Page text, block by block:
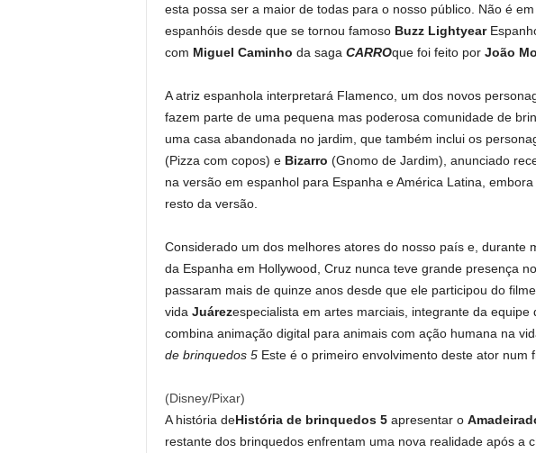
esta possa ser a maior de todas para o nosso público. Não é
espanhóis desde que se tornou famoso Buzz Lightyear
com Miguel Caminho da saga CARROque foi feito por João
A atriz espanhola interpretará Flamenco, um dos novos
fazem parte de uma pequena mas poderosa comunidade de
uma casa abandonada no jardim, que também inclui os
(Pizza com copos) e Bizarro (Gnomo de Jardim), anunciado
na versão em espanhol para Espanha e América Latina,
resto da versão.
Considerado um dos melhores atores do nosso país e, durante
da Espanha em Hollywood, Cruz nunca teve grande presença
passaram mais de quinze anos desde que ele participou do filme,
vida Juárezespecialista em artes marciais, integrante da equipe
combina animação digital para animais com ação humana na
de brinquedos 5 Este é o primeiro envolvimento deste ator num
(Disney/Pixar)
A história deHistória de brinquedos 5 apresentar o
restante dos brinquedos enfrentam uma nova realidade após a